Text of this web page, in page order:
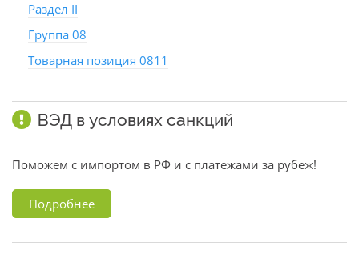
Раздел II
Группа 08
Товарная позиция 0811
ВЭД в условиях санкций
Поможем с импортом в РФ и с платежами за рубеж!
Подробнее